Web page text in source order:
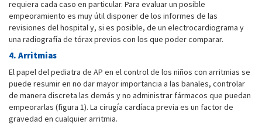
requiera cada caso en particular. Para evaluar un posible
empeoramiento es muy útil disponer de los informes de las
revisiones del hospital y, si es posible, de un electrocardiograma y
una radiografía de tórax previos con los que poder comparar.
4. Arritmias
El papel del pediatra de AP en el control de los niños con arritmias se
puede resumir en no dar mayor importancia a las banales, controlar
de manera discreta las demás y no administrar fármacos que puedan
empeorarlas (figura 1). La cirugía cardíaca previa es un factor de
gravedad en cualquier arritmia.